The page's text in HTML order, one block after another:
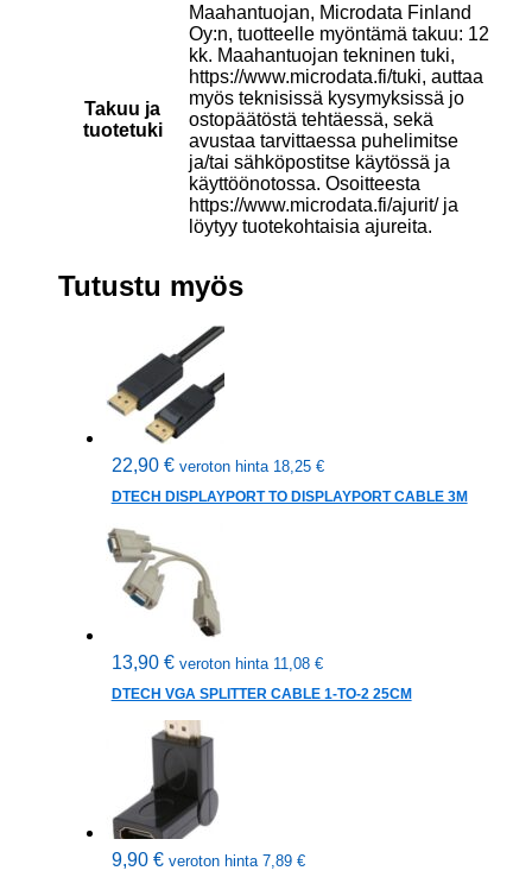
Takuu ja
tuotetuki
Maahantuojan, Microdata Finland
Oy:n, tuotteelle myöntämä takuu: 12
kk. Maahantuojan tekninen tuki,
https://www.microdata.fi/tuki, auttaa
myös teknisissä kysymyksissä jo
ostopäätöstä tehtäessä, sekä
avustaa tarvittaessa puhelimitse
ja/tai sähköpostitse käytössä ja
käyttöönotossa. Osoitteesta
https://www.microdata.fi/ajurit/ ja
löytyy tuotekohtaisia ajureita.
Tutustu myös
22,90 € veroton hinta 18,25 €
DTECH DISPLAYPORT TO DISPLAYPORT CABLE 3M
13,90 € veroton hinta 11,08 €
DTECH VGA SPLITTER CABLE 1-TO-2 25CM
9,90 € veroton hinta 7,89 €